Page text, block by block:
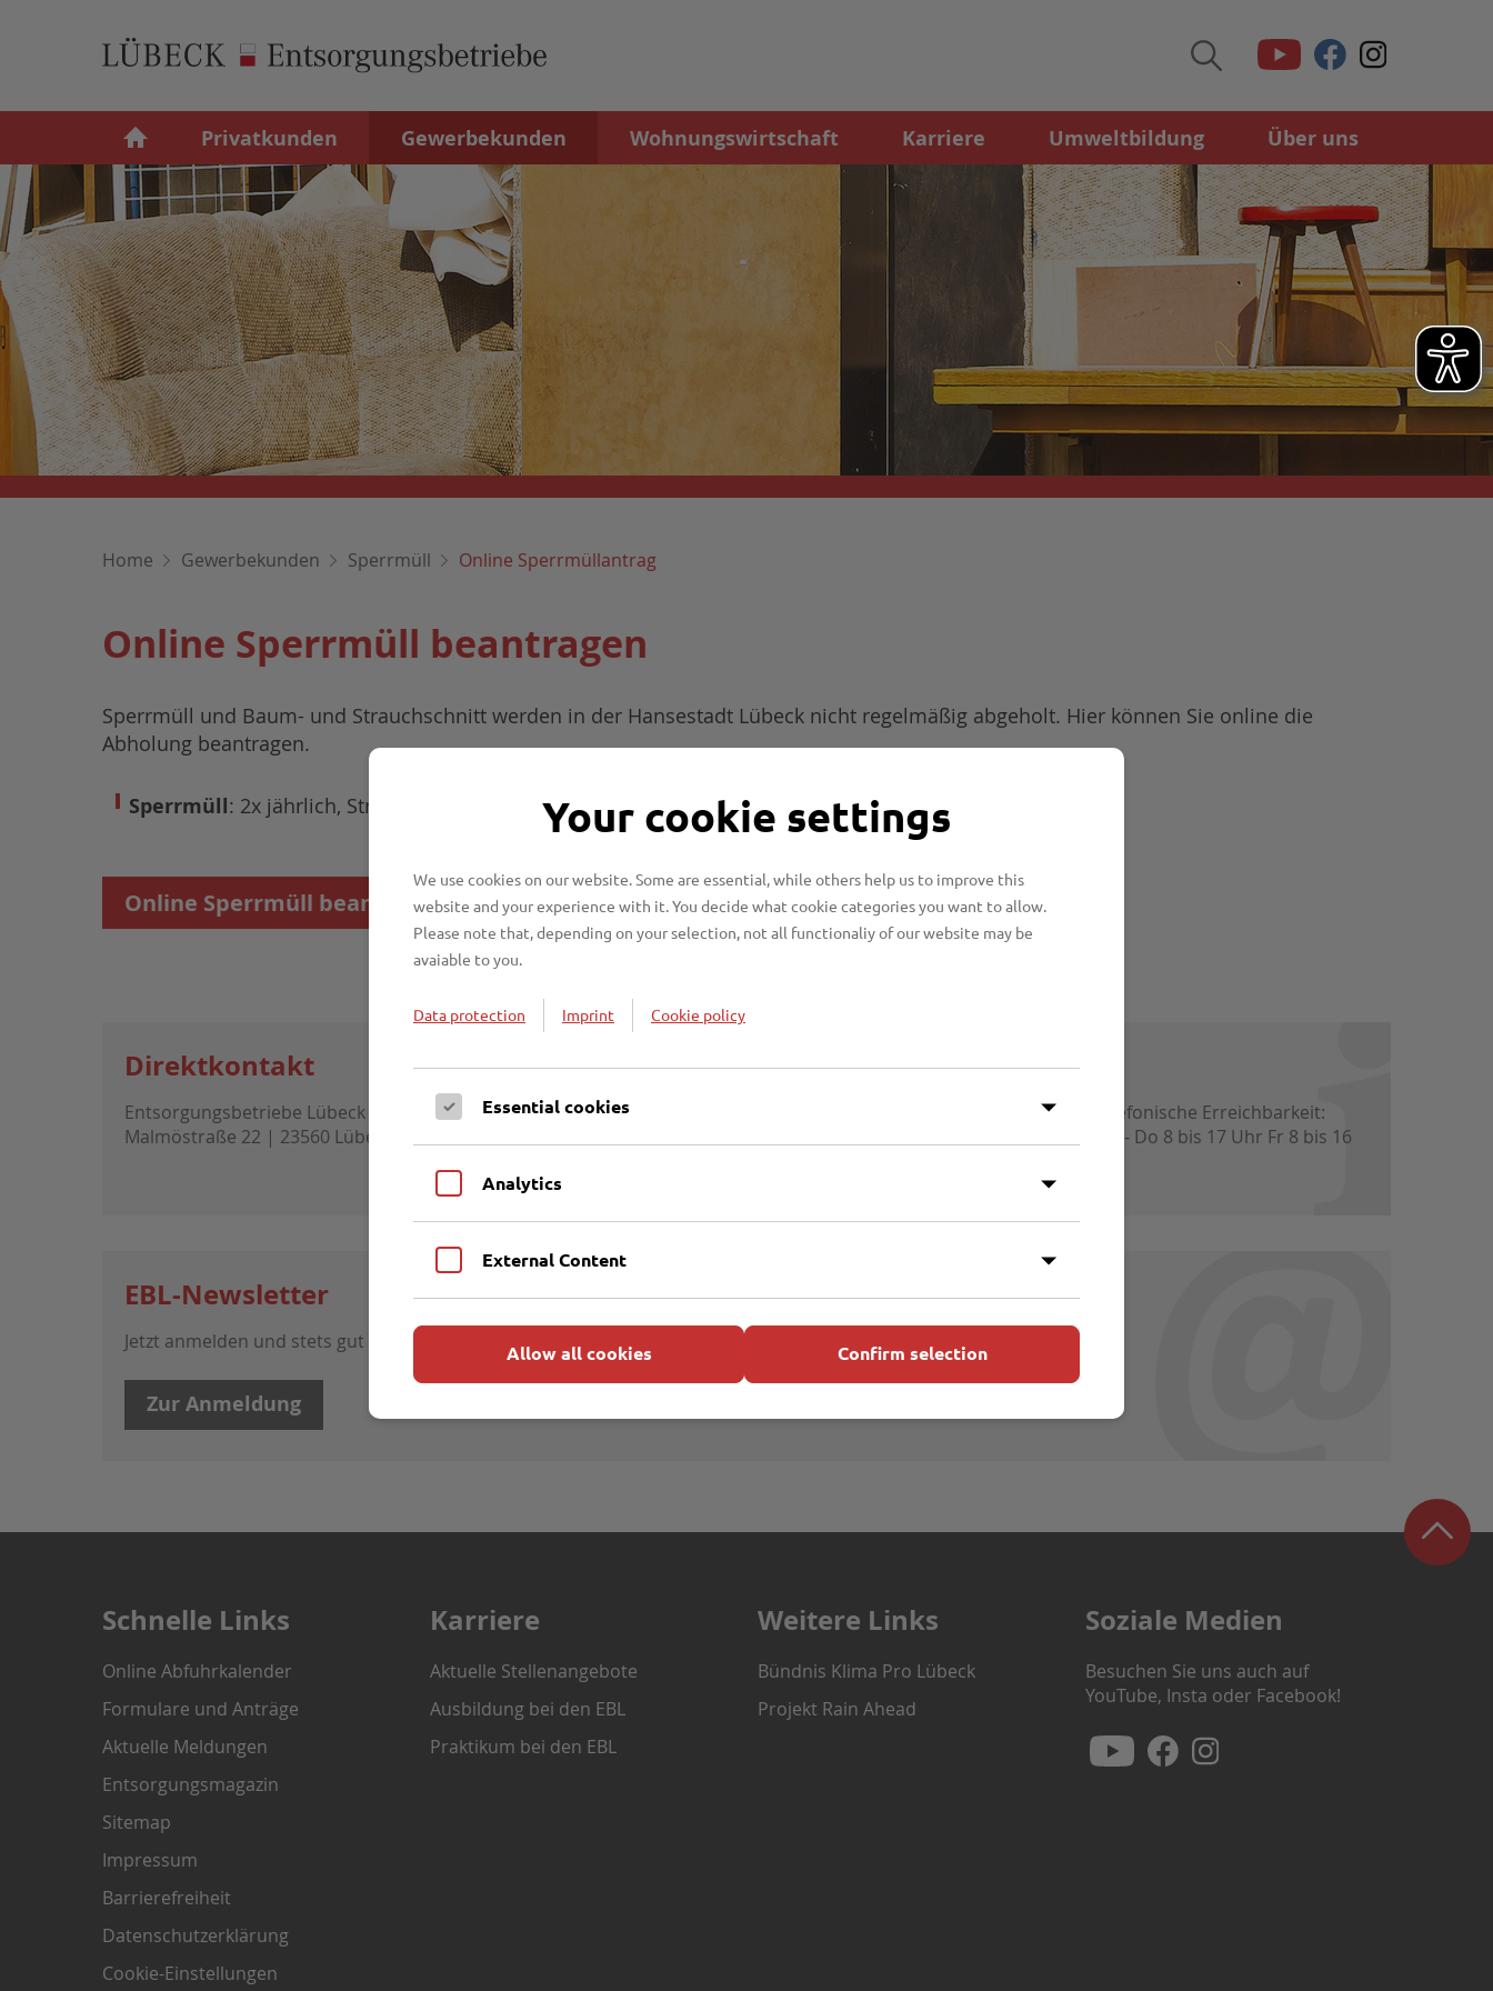
Privatkunden Gewerbekunden Wohnungswirtschaft Karriere Umweltbildung Über uns
Home Gewerbekunden Sperrmüll Online Sperrmüllantrag
Online Sperrmüll beantragen
Sperrmüll und Baum- und Strauchschnitt werden in der Hansestadt Lübeck nicht regelmäßig abgeholt. Hier können Sie online die
Abholung beantragen.
Sperrmüll: 2x jährlich, Straßensammlung bis max. 3 m je Haushalt
Online Sperrmüll beantragen
Direktkontakt
Entsorgungsbetriebe Lübeck
Malmöstraße 22 | 23560 Lübeck
0451 707600
Telefonische Erreichbarkeit:
Mo - Do 8 bis 17 Uhr Fr 8 bis 16
EBL-Newsletter
Jetzt anmelden und stets gut informiert sein – E-Mail Adresse eintragen genügt.
Zur Anmeldung
Schnelle Links
Online Abfuhrkalender
Formulare und Anträge
Aktuelle Meldungen
Entsorgungsmagazin
Sitemap
Impressum
Barrierefreiheit
Datenschutzerklärung
Cookie-Einstellungen
Karriere
Aktuelle Stellenangebote
Ausbildung bei den EBL
Praktikum bei den EBL
Weitere Links
Bündnis Klima Pro Lübeck
Projekt Rain Ahead
Soziale Medien
Besuchen Sie uns auch auf
YouTube, Insta oder Facebook!
Your cookie settings
We use cookies on our website. Some are essential, while others help us to improve this
website and your experience with it. You decide what cookie categories you want to allow.
Please note that, depending on your selection, not all functionaliy of our website may be
avaiable to you.
Data protection Imprint Cookie policy
Essential cookies
Analytics
External Content
Allow all cookies Confirm selection